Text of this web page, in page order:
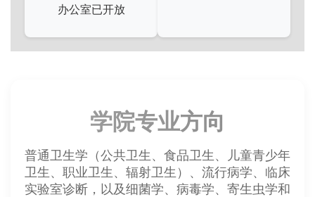
办公室已开放
学院专业方向
普通卫生学（公共卫生、食品卫生、儿童青少年
卫生、职业卫生、辐射卫生）、流行病学、临床
实验室诊断，以及细菌学、病毒学、寄生虫学和